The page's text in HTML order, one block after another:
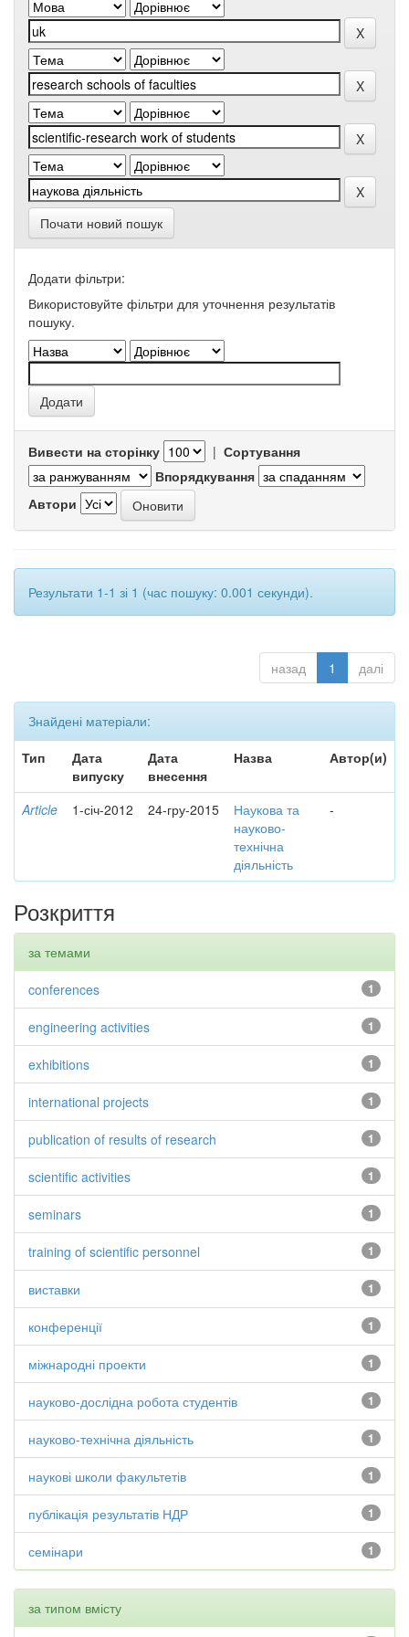
Почати новий пошук
Додати фільтри:
Використовуйте фільтри для уточнення результатів
пошуку.
Вивести на сторінку | Сортування
Впорядкування
Автори
Результати 1-1 зі 1 (час пошуку: 0.001 секунди).
назад 1 далі
Знайдені матеріали:
Тип
Дата
випуску
Дата
внесення
Назва Автор(и)
Article 1-січ-2012 24-гру-2015
Наукова та
науково-
технічна
діяльність
-
Розкриття
за темами
1
conferences
1
engineering activities
1
exhibitions
1
international projects
1
publication of results of research
1
scientific activities
1
seminars
1
training of scientific personnel
1
виставки
1
конференції
1
міжнародні проекти
1
науково-дослідна робота студентів
1
науково-технічна діяльність
1
наукові школи факультетів
1
публікація результатів НДР
1
семінари
за типом вмісту